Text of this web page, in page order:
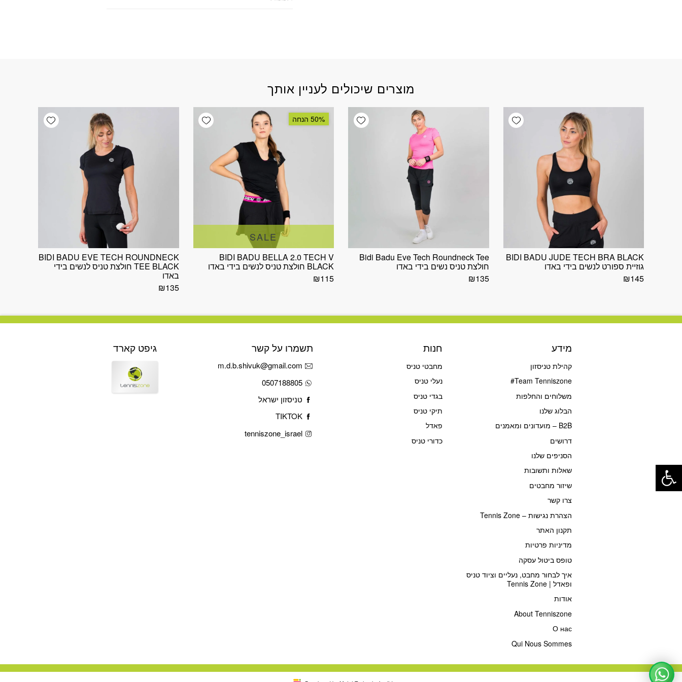
מוצרים שיכולים לעניין אותך
Add wishlist
BIDI BADU JUDE TECH BRA BLACK
גוזיית ספורט לנשים בידי באדו
₪145
Add wishlist
Bidi Badu Eve Tech Roundneck Tee
חולצת טניס נשים בידי באדו
₪135
Add wishlist 50% הנחה
SALE
BIDI BADU BELLA 2.0 TECH V
BLACK חולצת טניס לנשים בידי באדו
₪115
Add wishlist
BIDI BADU EVE TECH ROUNDNECK
TEE BLACK חולצת טניס לנשים בידי
באדו
₪135
מידע
קהילת טניסזון
Team Tenniszone#
משלוחים והחלפות
הבלוג שלנו
B2B – מועדונים ומאמנים
דרושים
הסניפים שלנו
שאלות ותשובות
שיזור מחבטים
צרו קשר
הצהרת נגישות – Tennis Zone
תקנון האתר
מדיניות פרטיות
טופס ביטול עסקה
איך לבחור מחבט, נעליים וציוד טניס
ופאדל | Tennis Zone
אודות
About Tenniszone
О нас
Qui Nous Sommes
חנות
מחבטי טניס
נעלי טניס
בגדי טניס
תיקי טניס
פאדל
כדורי טניס
תשמרו על קשר
m.d.b.shivuk@gmail.com
0507188805
טניסזון ישראל
TIKTOK
tenniszone_israel
גיפט קארד
פתח סרגל נגישות